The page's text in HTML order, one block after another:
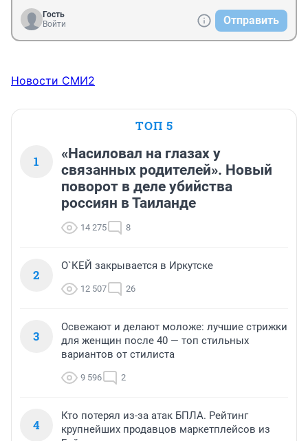
Гость
Войти
Отправить
Новости СМИ2
ТОП 5
1
«Насиловал на глазах у
связанных родителей». Новый
поворот в деле убийства
россиян в Таиланде
14 275 8
2
О`КЕЙ закрывается в Иркутске
12 507 26
3
Освежают и делают моложе: лучшие стрижки
для женщин после 40 — топ стильных
вариантов от стилиста
9 596 2
4
Кто потерял из-за атак БПЛА. Рейтинг
крупнейших продавцов маркетплейсов из